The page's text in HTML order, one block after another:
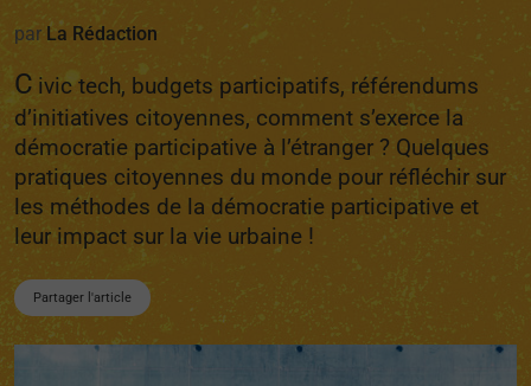
par La Rédaction
C ivic tech, budgets participatifs, référendums
d’initiatives citoyennes, comment s’exerce la
démocratie participative à l’étranger ? Quelques
pratiques citoyennes du monde pour réfléchir sur
les méthodes de la démocratie participative et
leur impact sur la vie urbaine !
Partager l'article